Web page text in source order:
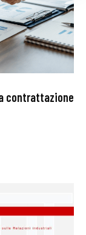
contrattazione